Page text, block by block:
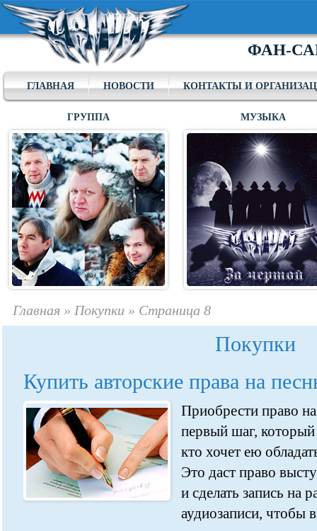
ФАН-
ГЛАВНАЯ НОВОСТИ КОНТАКТЫ И
ГРУППА МУЗЫКА
Главная » Покупки » Страница 8
Покупки
Купить авторские права на
Приобрести право
первый шаг,
кто хочет ею
Это даст право
и сделать запись на
аудиозаписи, чтобы